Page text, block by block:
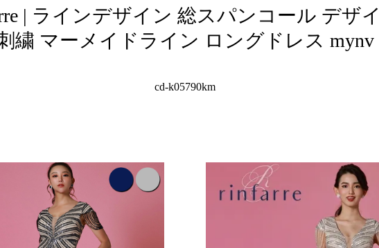
| ラインデザイン 総スパンコール デザ
繍 マーメイドライン ロングドレス mynv
cd-k05790km